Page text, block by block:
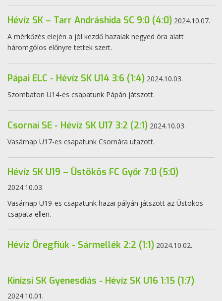
Hévíz SK – Tarr Andráshida SC 9:0 (4:0) 2024.10.07.
A mérkőzés elején a jól kezdő hazaiak negyed óra alatt
háromgólos előnyre tettek szert.
Pápai ELC - Hévíz SK U14 3:6 (1:4) 2024.10.03.
Szombaton U14-es csapatunk Pápán játszott.
Csornai SE - Hévíz SK U17 3:2 (2:1) 2024.10.03.
Vasárnap U17-es csapatunk Csornára utazott.
Hévíz SK U19 – Üstökös FC Győr 7:0 (5:0)
2024.10.03.
Vasárnap U19-es csapatunk hazai pályán játszott az Üstökös
csapata ellen.
Hévíz Öregfiúk - Sármellék 2:2 (1:1) 2024.10.02.
Kinizsi SK Gyenesdiás - Hévíz SK U16 1:15 (1:7)
2024.10.01.